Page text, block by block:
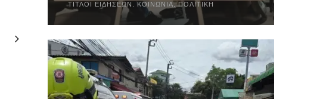
ΤΊΤΛΟΙ ΕΙΔΉΣΕΩΝ , ΚΟΙΝΩΝΊΑ,ΠΟΛΙΤΙΚΉ